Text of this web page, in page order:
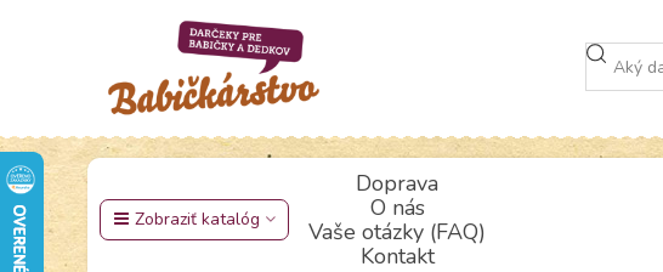
Zobraziť katalóg
Doprava
O nás
Vaše otázky (FAQ)
Kontakt